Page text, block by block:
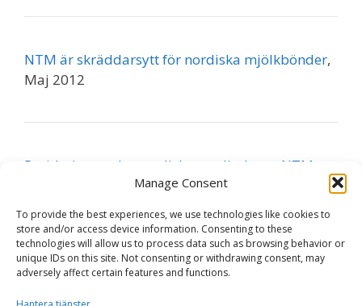
Manage Consent
To provide the best experiences, we use technologies like cookies to
store and/or access device information. Consenting to these
technologies will allow us to process data such as browsing behavior or
unique IDs on this site. Not consenting or withdrawing consent, may
adversely affect certain features and functions.
NTM är skräddarsytt för nordiska mjölkbönder,
Maj 2012
Revidering av det nordiska totalindexet, NTM
Läs mer:NAV nyhetsbrev